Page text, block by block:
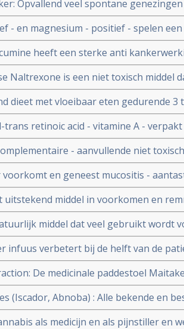
Opvallend veel spontane
infecties en koorts. Hier een artikel
- en magnesium - positief - spelen
ook aan hart- en vaatziektes en
heeft een sterke anti
met kurkuma - curcumine
Naltrexone is een niet toxisch middel
door de FDA
dieet met vloeibaar eten gedurende
terug naar vast voedsel en
patienten met diabetes 2
trans retinoic acid - vitamine A -
voor opvallend groot aantal totale
leukemia, die geen chemo
- aanvullende niet
een overzicht
voorkomt en geneest mucositis -
door stamceltransplantatie, chemo
ook zelf thuis te gebruiken.
uitstekend middel in voorkomen en
kwaliteiten, zie hier een aantal
middel dat veel gebruikt wordt
en vitaliteit en ook wel door
infuus verbetert bij de helft van de
met meer dan 30 procent
De medicinale paddestoel
zo bijzonder is in een behandeling
(Iscador, Abnoba) : Alle bekende en
bij kanker op een rijtje gezet.
als medicijn en als pijnstiller en